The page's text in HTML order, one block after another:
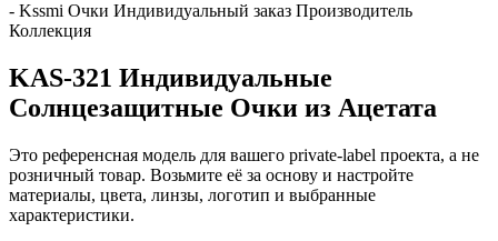
- Kssmi Очки Индивидуальный заказ Производитель
Коллекция
KAS-321 Индивидуальные
Солнцезащитные Очки из Ацетата
Это референсная модель для вашего private-label проекта, а не
розничный товар. Возьмите её за основу и настройте
материалы, цвета, линзы, логотип и выбранные
характеристики.